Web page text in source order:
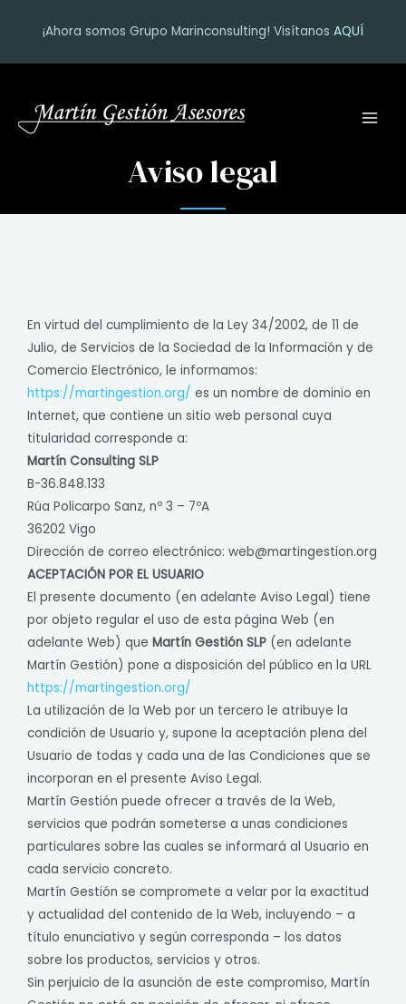
¡Ahora somos Grupo Marinconsulting! Visítanos AQUÍ
Aviso legal
En virtud del cumplimiento de la Ley 34/2002, de 11 de
Julio, de Servicios de la Sociedad de la Información y de
Comercio Electrónico, le informamos:
https://martingestion.org/ es un nombre de dominio en
Internet, que contiene un sitio web personal cuya
titularidad corresponde a:
Martín Consulting SLP
B-36.848.133
Rúa Policarpo Sanz, nº 3 – 7ºA
36202 Vigo
Dirección de correo electrónico: web@martingestion.org
ACEPTACIÓN POR EL USUARIO
El presente documento (en adelante Aviso Legal) tiene
por objeto regular el uso de esta página Web (en
adelante Web) que Martín Gestión SLP (en adelante
Martín Gestión) pone a disposición del público en la URL
https://martingestion.org/
La utilización de la Web por un tercero le atribuye la
condición de Usuario y, supone la aceptación plena del
Usuario de todas y cada una de las Condiciones que se
incorporan en el presente Aviso Legal.
Martín Gestión puede ofrecer a través de la Web,
servicios que podrán someterse a unas condiciones
particulares sobre las cuales se informará al Usuario en
cada servicio concreto.
Martín Gestión se compromete a velar por la exactitud
y actualidad del contenido de la Web, incluyendo – a
título enunciativo y según corresponda – los datos
sobre los productos, servicios y otros.
Sin perjuicio de la asunción de este compromiso, Martín